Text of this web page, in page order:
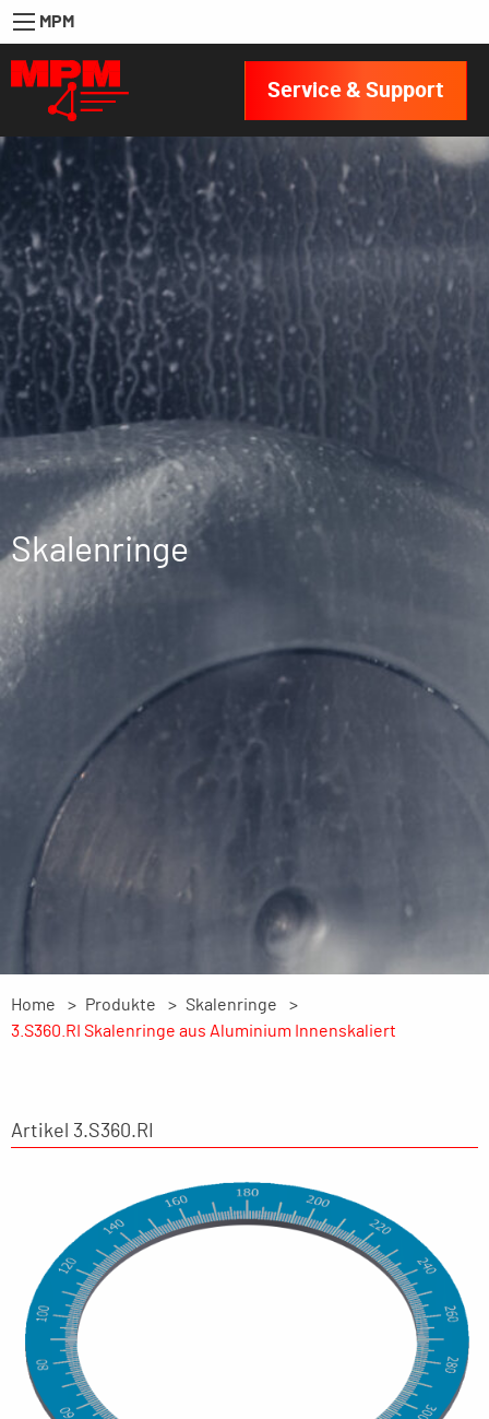
MPM
Service & Support
Skalenringe
Home Produkte
Skalenringe
3.S360.RI Skalenringe aus Aluminium Innenskaliert
Artikel 3.S360.RI